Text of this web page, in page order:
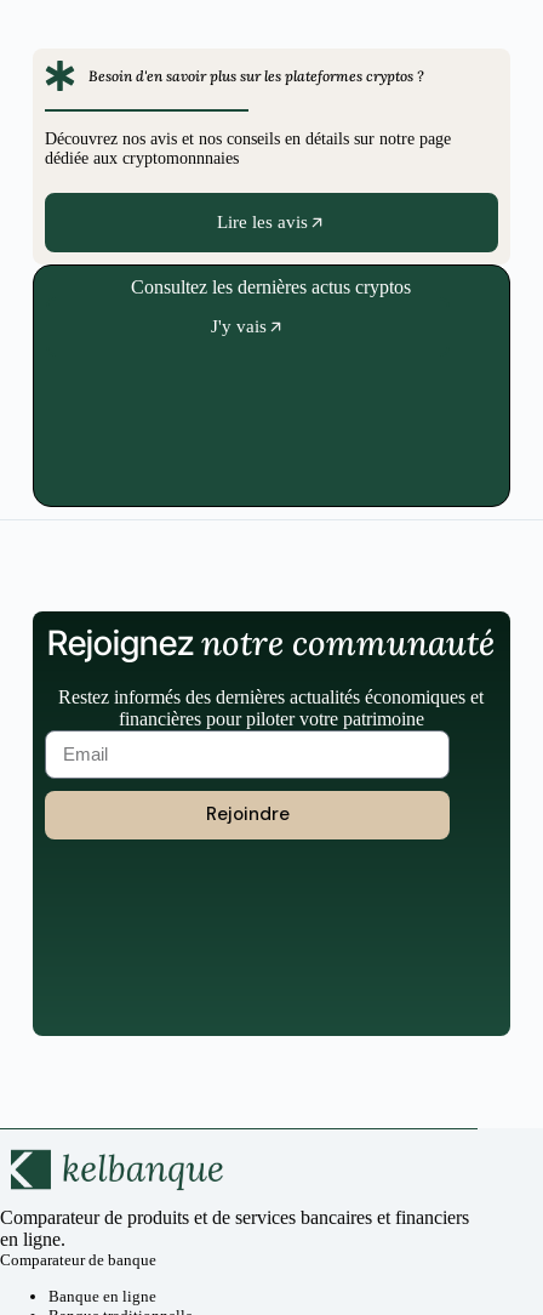
Besoin d'en savoir plus sur les plateformes cryptos ?
Découvrez nos avis et nos conseils en détails sur notre page
dédiée aux cryptomonnnaies
Lire les avis
Consultez les dernières actus cryptos
J'y vais
Rejoigneznotre communauté
Restez informés des dernières actualités économiques et
financières pour piloter votre patrimoine
Rejoindre
Comparateur de produits et de services bancaires et financiers
en ligne.
Comparateur de banque
Banque en ligne